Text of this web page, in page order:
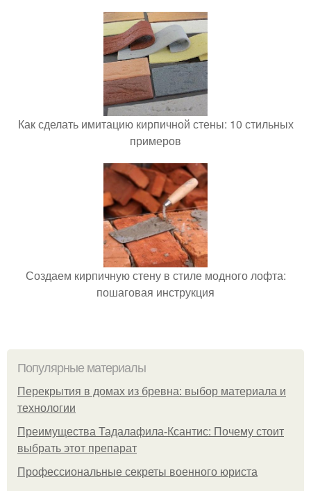
Как сделать имитацию кирпичной стены: 10 стильных
примеров
Создаем кирпичную стену в стиле модного лофта:
пошаговая инструкция
Популярные материалы
Перекрытия в домах из бревна: выбор материала и
технологии
Преимущества Тадалафила-Ксантис: Почему стоит
выбрать этот препарат
Профессиональные секреты военного юриста